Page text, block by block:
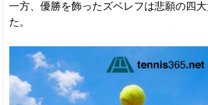
一方、優勝を飾ったズベレフは悲願の四
た。